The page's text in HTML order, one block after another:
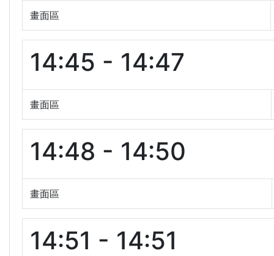
畫面區
14:45 - 14:47
畫面區
14:48 - 14:50
畫面區
14:51 - 14:51